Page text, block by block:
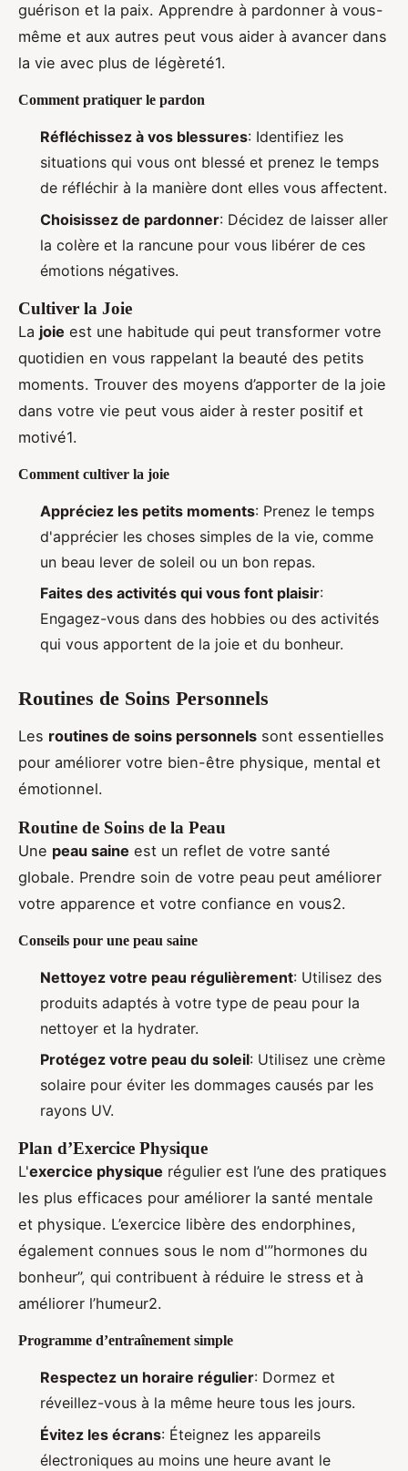
guérison et la paix. Apprendre à pardonner à vous-
même et aux autres peut vous aider à avancer dans
la vie avec plus de légèreté1.
Comment pratiquer le pardon
Réfléchissez à vos blessures: Identifiez les
situations qui vous ont blessé et prenez le temps
de réfléchir à la manière dont elles vous affectent.
Choisissez de pardonner: Décidez de laisser aller
la colère et la rancune pour vous libérer de ces
émotions négatives.
Cultiver la Joie
La joie est une habitude qui peut transformer votre
quotidien en vous rappelant la beauté des petits
moments. Trouver des moyens d’apporter de la joie
dans votre vie peut vous aider à rester positif et
motivé1.
Comment cultiver la joie
Appréciez les petits moments: Prenez le temps
d'apprécier les choses simples de la vie, comme
un beau lever de soleil ou un bon repas.
Faites des activités qui vous font plaisir:
Engagez-vous dans des hobbies ou des activités
qui vous apportent de la joie et du bonheur.
Routines de Soins Personnels
Les routines de soins personnels sont essentielles
pour améliorer votre bien-être physique, mental et
émotionnel.
Routine de Soins de la Peau
Une peau saine est un reflet de votre santé
globale. Prendre soin de votre peau peut améliorer
votre apparence et votre confiance en vous2.
Conseils pour une peau saine
Nettoyez votre peau régulièrement: Utilisez des
produits adaptés à votre type de peau pour la
nettoyer et la hydrater.
Protégez votre peau du soleil: Utilisez une crème
solaire pour éviter les dommages causés par les
rayons UV.
Plan d’Exercice Physique
L'exercice physique régulier est l’une des pratiques
les plus efficaces pour améliorer la santé mentale
et physique. L’exercice libère des endorphines,
également connues sous le nom d'”hormones du
bonheur”, qui contribuent à réduire le stress et à
améliorer l’humeur2.
Programme d’entraînement simple
Respectez un horaire régulier: Dormez et
réveillez-vous à la même heure tous les jours.
Évitez les écrans: Éteignez les appareils
électroniques au moins une heure avant le